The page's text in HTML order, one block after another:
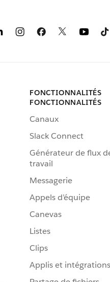
FONCTIONNALITÉS
FONCTIONNALITÉS
Canaux
Slack Connect
Générateur de flux
travail
Messagerie
Appels d’équipe
Canevas
Listes
Clips
Applis et intégrations